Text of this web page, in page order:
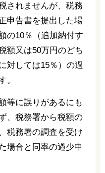
されませんが、税務
申告書を提出した場
の10％（追加納付す
額又は50万円のどち
対しては15％）の過
。
等に誤りがあるにも
、税務署から税額の
税務署の調査を受け
場合と同率の過少申